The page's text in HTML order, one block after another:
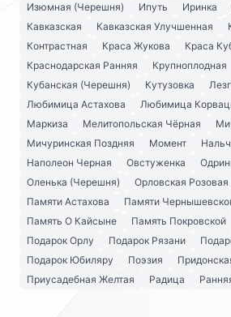
Изюмная (Черешня)
Ипуть Иринка
Кавказская
Кавказская Улучшенная
Контрастная
Краса Жукова
Краса
Краснодарская Ранняя
Крупноплодная
Кубанская (Черешня)
Кутузовка
Любимица Астахова
Любимица
Маркиза
Мелитопольская Чёрная
Мичуринская Поздняя
Момент
Наполеон Черная
Овстуженка
Оленька (Черешня)
Орловская Розовая
Памяти Астахова
Памяти
Память О Кайсыне
Память Покровской
Подарок Орлу
Подарок Рязани
Подарок Юбиляру
Поэзия
Приусадебная Желтая
Радица